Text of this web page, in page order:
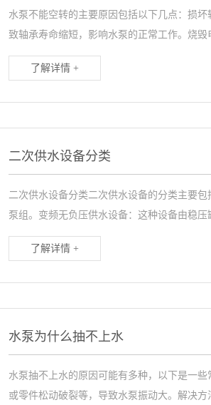
水泵不能空转的主要原因包括以下几点‌：‌损
致轴承寿命缩短，影响水泵的正常工作。‌‌烧毁
了解详情 +
二次供水设备分类
二次供水设备分类二次供水设备的分类主要
泵组。‌‌‌变频无负压供水设备‌：这种设备由稳压
了解详情 +
水泵为什么抽不上水
水泵抽不上水的原因可能有多种，以下是一
或零件松动破裂等，导致水泵振动大。解决